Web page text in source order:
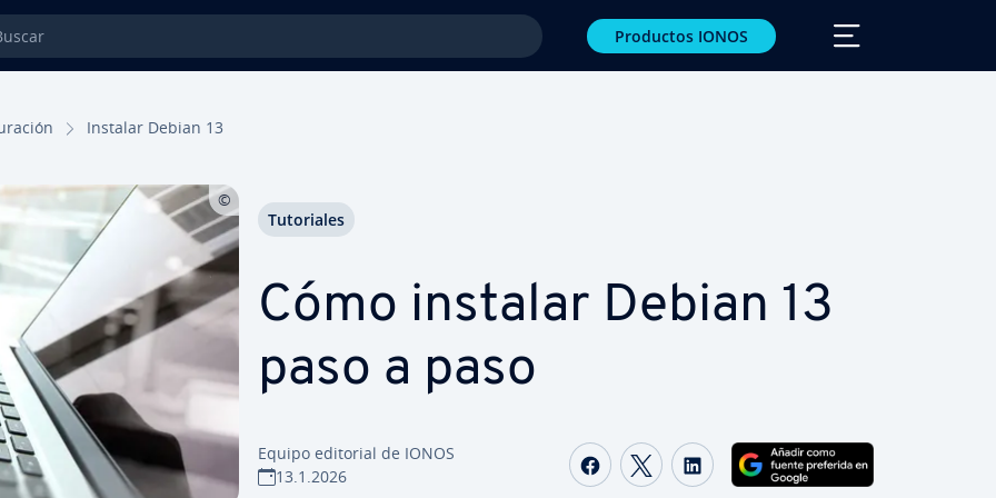
Productos IONOS
Instalar Debian 13
Cómo instalar Debian 13
paso a paso
Equipo editorial de IONOS
13.1.2026
Compartir Facebook
Compartir Twitter
Compartir LinkedIn
Tu­to­ria­les